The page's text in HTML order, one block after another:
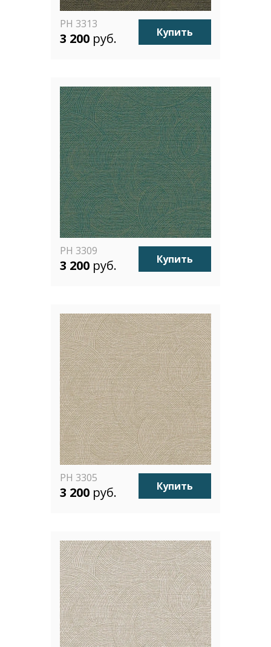
PH 3313
3 200 руб. Купить
PH 3309
3 200 руб. Купить
PH 3305
3 200 руб. Купить